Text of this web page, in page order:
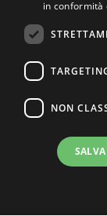
in conformità
NON